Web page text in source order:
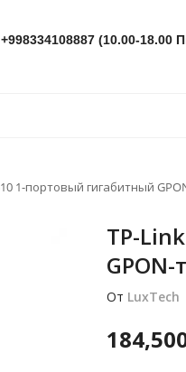
(10.00-18.00
1-портовый гигабитный
TP-
От LuxTech